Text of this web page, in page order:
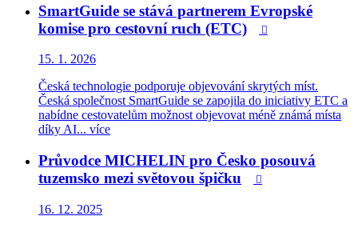
SmartGuide se stává partnerem Evropské
komise pro cestovní ruch (ETC)

15. 1. 2026
Česká technologie podporuje objevování skrytých míst.
Česká společnost SmartGuide se zapojila do iniciativy ETC a
nabídne cestovatelům možnost objevovat méně známá místa
díky AI... více
Průvodce MICHELIN pro Česko posouvá
tuzemsko mezi světovou špičku

16. 12. 2025